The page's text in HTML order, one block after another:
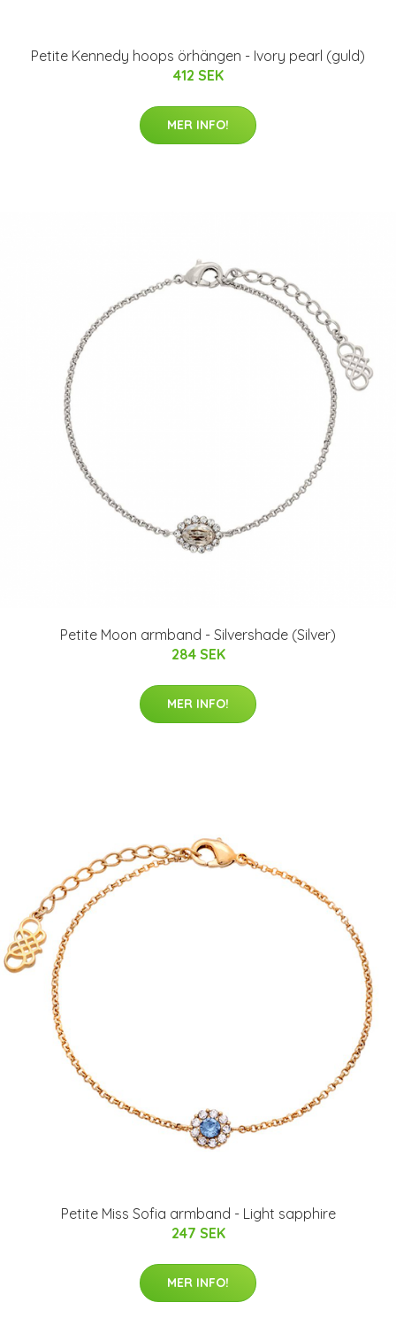
Petite Kennedy hoops örhängen - Ivory pearl (guld)
412 SEK
MER INFO!
Petite Moon armband - Silvershade (Silver)
284 SEK
MER INFO!
Petite Miss Sofia armband - Light sapphire
247 SEK
MER INFO!